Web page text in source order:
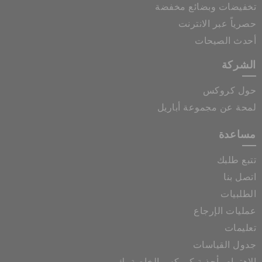
تخفيضات وبضائع مخفضة
حصرياً عبر الانترنت
أحدث الصيحات
الشركة
حول كروكس
لمحة عن مجموعة أباريل
مساعدة
تتبع طلبك
اتصل بنا
الطلبيات
عمليات الإرجاع
تعليمات
جدول القياسات